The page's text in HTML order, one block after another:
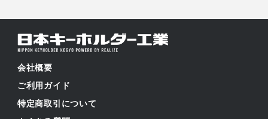
会社概要
ご利用ガイド
特定商取引について